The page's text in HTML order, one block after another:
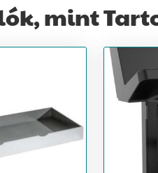
mint